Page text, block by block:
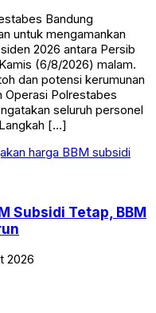
Bandung
untuk mengamankan
2026 antara Persib
(6/8/2026) malam.
dan potensi kerumunan
Operasi Polrestabes
seluruh personel
[…]
Subsidi Tetap, BBM
2026